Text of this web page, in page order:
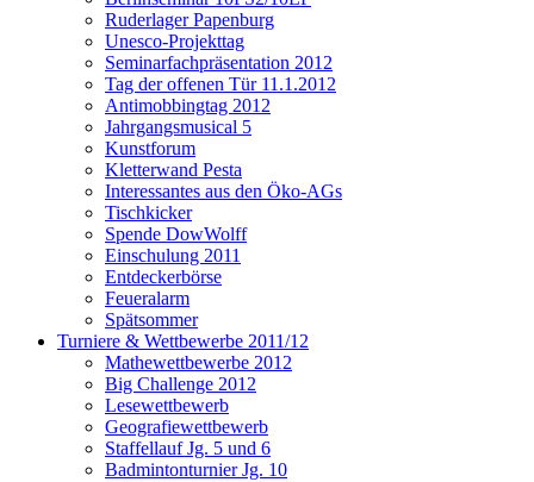
Ruderlager Papenburg
Unesco-Projekttag
Seminarfachpräsentation 2012
Tag der offenen Tür 11.1.2012
Antimobbingtag 2012
Jahrgangsmusical 5
Kunstforum
Kletterwand Pesta
Interessantes aus den Öko-AGs
Tischkicker
Spende DowWolff
Einschulung 2011
Entdeckerbörse
Feueralarm
Spätsommer
Turniere & Wettbewerbe 2011/12
Mathewettbewerbe 2012
Big Challenge 2012
Lesewettbewerb
Geografiewettbewerb
Staffellauf Jg. 5 und 6
Badmintonturnier Jg. 10